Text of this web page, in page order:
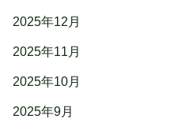
2025年12月
2025年11月
2025年10月
2025年9月